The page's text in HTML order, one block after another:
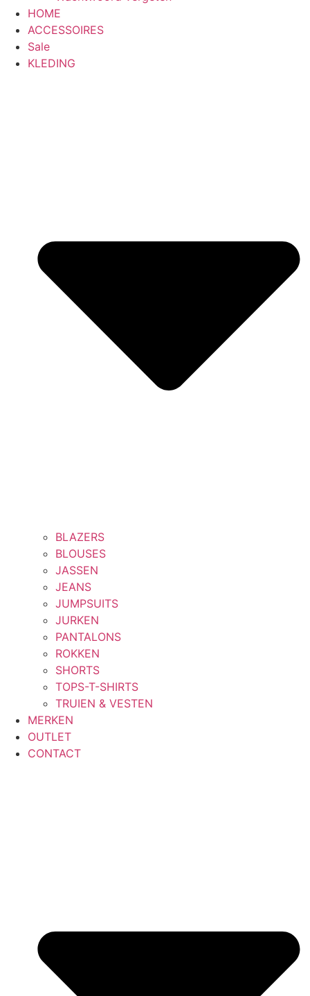
HOME
ACCESSOIRES
Sale
KLEDING
BLAZERS
BLOUSES
JASSEN
JEANS
JUMPSUITS
JURKEN
PANTALONS
ROKKEN
SHORTS
TOPS-T-SHIRTS
TRUIEN & VESTEN
MERKEN
OUTLET
CONTACT